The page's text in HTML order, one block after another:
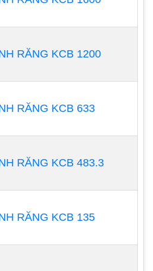
lý tưởng để bơm khối lượng
đối thấp. Các máy
mài mòn vì chúng không di
RĂNG KCB 1200
RĂNG KCB 633
RĂNG KCB 483.3
RĂNG KCB 135